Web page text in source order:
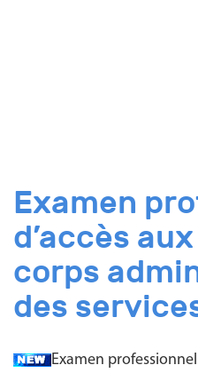
Examen
d’accès
corps
des
Examen